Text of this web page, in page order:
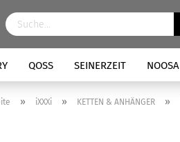
QOSS SEINERZEIT NOOSA
» iXXXi » KETTEN & ANHÄNGER »